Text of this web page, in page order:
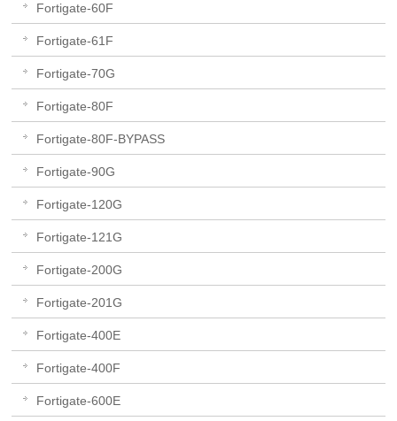
Fortigate-60F
Fortigate-61F
Fortigate-70G
Fortigate-80F
Fortigate-80F-BYPASS
Fortigate-90G
Fortigate-120G
Fortigate-121G
Fortigate-200G
Fortigate-201G
Fortigate-400E
Fortigate-400F
Fortigate-600E